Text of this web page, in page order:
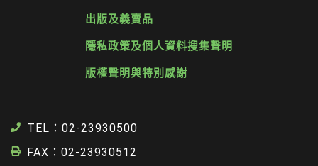
出版及義賣品
隱私政策及個人資料搜集聲明
版權聲明與特別感謝
TEL：02-23930500
FAX：02-23930512